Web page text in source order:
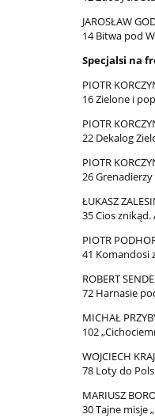
JAROSŁAW
14 Bitwa pod
Specjalsi na
PIOTR
16 Zielone i
PIOTR
22 Dekalog
PIOTR
26
ŁUKASZ
35 Cios
PIOTR
41 Komandosi
ROBERT
72 Harnasie
MICHAŁ
102
WOJCIECH
78 Loty do
MARIUSZ
30 Tajne misje